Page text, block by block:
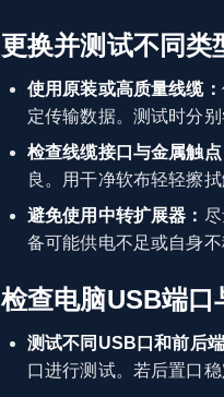
更换并测试不同类
使用原装或高质量线缆：
定传输数据。测试时分
检查线缆接口与金属触点
良。用干净软布轻轻擦
避免使用中转扩展器：
备可能供电不足或自身
检查电脑USB端口
测试不同USB口和前后端
口进行测试。若后置口